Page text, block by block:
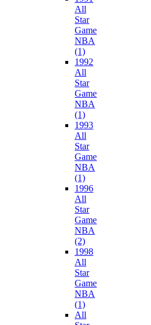
All
Star
Game
NBA
(1)
1992
All
Star
Game
NBA
(1)
1993
All
Star
Game
NBA
(1)
1996
All
Star
Game
NBA
(2)
1998
All
Star
Game
NBA
(1)
All